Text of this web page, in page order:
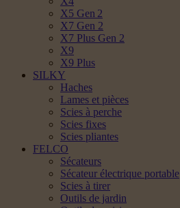
X5 Gen 2
X7 Gen 2
X7 Plus Gen 2
X9
X9 Plus
SILKY
Haches
Lames et pièces
Scies à perche
Scies fixes
Scies pliantes
FELCO
Sécateurs
Sécateur électrique portable
Scies à tirer
Outils de jardin